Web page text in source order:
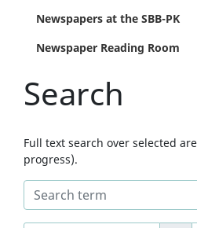
Newspapers at the SBB-PK
Newspaper Reading Room
Search
Full text search over selected
progress).